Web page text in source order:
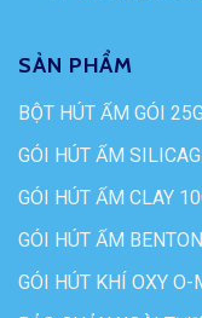
SẢN PHẨM
BỘT HÚT ẨM GÓI
GÓI HÚT ẨM
GÓI HÚT ẨM CLAY
GÓI HÚT ẨM
GÓI HÚT KHÍ OXY